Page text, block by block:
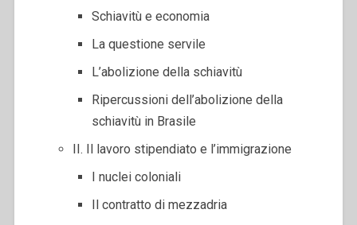
Schiavitù e economia
La questione servile
L’abolizione della schiavitù
Ripercussioni dell’abolizione della
schiavitù in Brasile
II. Il lavoro stipendiato e l’immigrazione
I nuclei coloniali
Il contratto di mezzadria